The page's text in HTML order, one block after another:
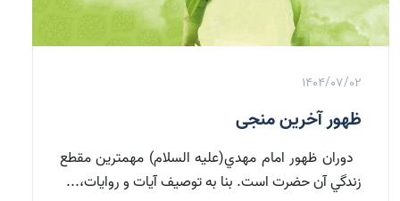
1404/07/02
ظهور آخرین منجی
دوران ظهور امام مهدي(علیه السلام) مهمترين مقطع
زندگي آن حضرت است. بنا به توصيف آيات و روايات،...